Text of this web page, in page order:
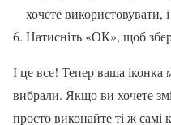
хочете використовувати,
Натисніть «ОК», щоб
І це все! Тепер ваша іконка
вибрали. Якщо ви хочете
просто виконайте ті ж самі